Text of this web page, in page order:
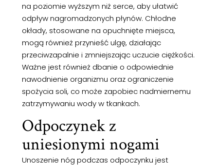
na poziomie wyższym niż serce, aby ułatwić
odpływ nagromadzonych płynów. Chłodne
okłady, stosowane na opuchnięte miejsca,
mogą również przynieść ulgę, działając
przeciwzapalnie i zmniejszając uczucie ciężkości.
Ważne jest również dbanie o odpowiednie
nawodnienie organizmu oraz ograniczenie
spożycia soli, co może zapobiec nadmiernemu
zatrzymywaniu wody w tkankach.
Odpoczynek z
uniesionymi nogami
Unoszenie nóg podczas odpoczynku jest